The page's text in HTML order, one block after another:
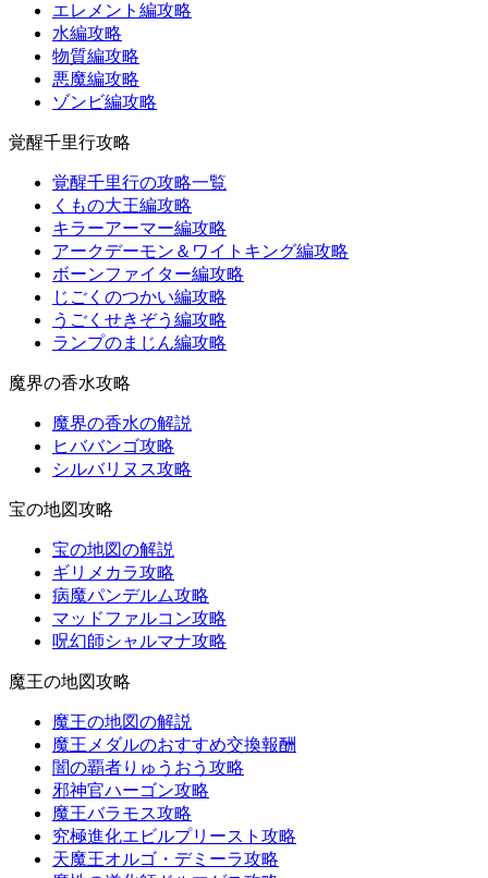
エレメント編攻略
水編攻略
物質編攻略
悪魔編攻略
ゾンビ編攻略
覚醒千里行攻略
覚醒千里行の攻略一覧
くもの大王編攻略
キラーアーマー編攻略
アークデーモン＆ワイトキング編攻略
ボーンファイター編攻略
じごくのつかい編攻略
うごくせきぞう編攻略
ランプのまじん編攻略
魔界の香水攻略
魔界の香水の解説
ヒババンゴ攻略
シルバリヌス攻略
宝の地図攻略
宝の地図の解説
ギリメカラ攻略
病魔パンデルム攻略
マッドファルコン攻略
呪幻師シャルマナ攻略
魔王の地図攻略
魔王の地図の解説
魔王メダルのおすすめ交換報酬
闇の覇者りゅうおう攻略
邪神官ハーゴン攻略
魔王バラモス攻略
究極進化エビルプリースト攻略
天魔王オルゴ・デミーラ攻略